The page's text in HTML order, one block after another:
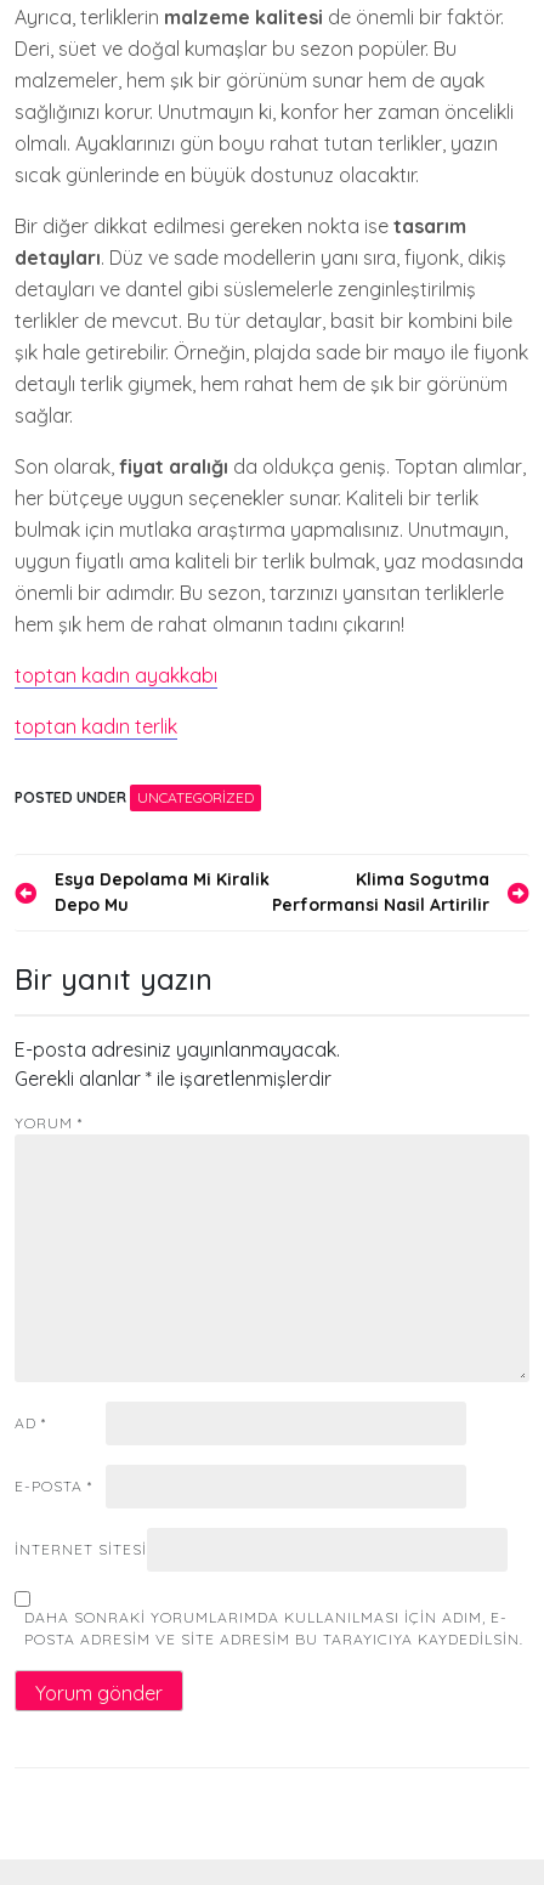
Ayrıca, terliklerin malzeme kalitesi de önemli bir faktör.
Deri, süet ve doğal kumaşlar bu sezon popüler. Bu
malzemeler, hem şık bir görünüm sunar hem de ayak
sağlığınızı korur. Unutmayın ki, konfor her zaman öncelikli
olmalı. Ayaklarınızı gün boyu rahat tutan terlikler, yazın
sıcak günlerinde en büyük dostunuz olacaktır.
Bir diğer dikkat edilmesi gereken nokta ise tasarım
detayları. Düz ve sade modellerin yanı sıra, fiyonk, dikiş
detayları ve dantel gibi süslemelerle zenginleştirilmiş
terlikler de mevcut. Bu tür detaylar, basit bir kombini bile
şık hale getirebilir. Örneğin, plajda sade bir mayo ile fiyonk
detaylı terlik giymek, hem rahat hem de şık bir görünüm
sağlar.
Son olarak, fiyat aralığı da oldukça geniş. Toptan alımlar,
her bütçeye uygun seçenekler sunar. Kaliteli bir terlik
bulmak için mutlaka araştırma yapmalısınız. Unutmayın,
uygun fiyatlı ama kaliteli bir terlik bulmak, yaz modasında
önemli bir adımdır. Bu sezon, tarzınızı yansıtan terliklerle
hem şık hem de rahat olmanın tadını çıkarın!
toptan kadın ayakkabı
toptan kadın terlik
POSTED UNDER UNCATEGORIZED
Yazı
gezinmesi
Esya Depolama Mi Kiralik
Depo Mu
Klima Sogutma
Performansi Nasil Artirilir
Bir yanıt yazın
E-posta adresiniz yayınlanmayacak.
Gerekli alanlar * ile işaretlenmişlerdir
YORUM *
AD *
E-POSTA *
İNTERNET SITESI
DAHA SONRAKI YORUMLARIMDA KULLANILMASI IÇIN ADIM, E-
POSTA ADRESIM VE SITE ADRESIM BU TARAYICIYA KAYDEDILSIN.